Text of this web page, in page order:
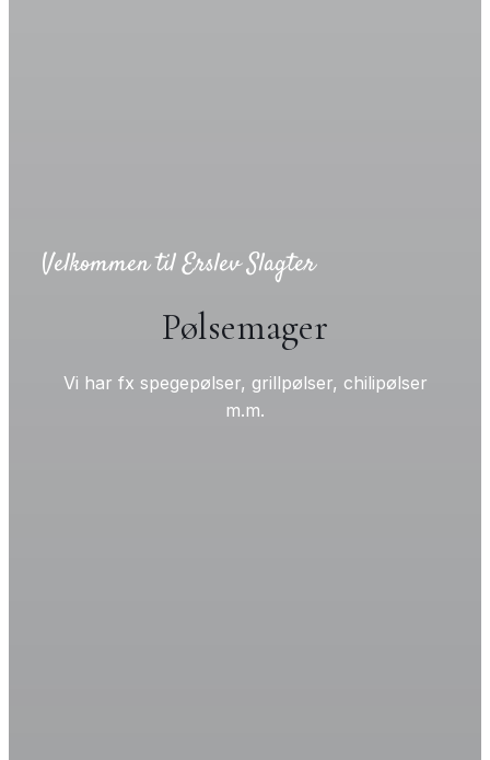
Velkommen til Erslev Slagter
Pølsemager
Vi har fx spegepølser, grillpølser, chilipølser
m.m.